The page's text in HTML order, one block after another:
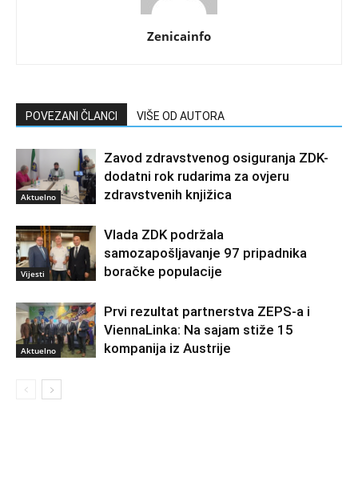
Zenicainfo
POVEZANI ČLANCI VIŠE OD AUTORA
Aktuelno
Zavod zdravstvenog osiguranja ZDK-
dodatni rok rudarima za ovjeru
zdravstvenih knjižica
Vijesti
Vlada ZDK podržala
samozapošljavanje 97 pripadnika
boračke populacije
Aktuelno
Prvi rezultat partnerstva ZEPS-a i
ViennaLinka: Na sajam stiže 15
kompanija iz Austrije